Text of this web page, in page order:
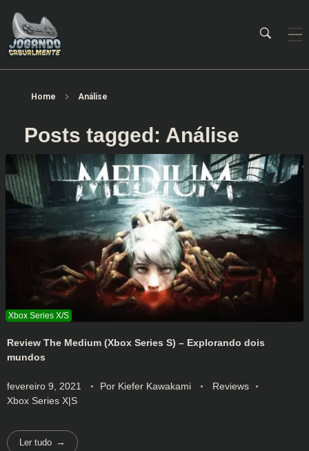
Home Análise
Posts tagged: Análise
Review The Medium (Xbox Series S) – Explorando dois
mundos
fevereiro 9, 2021 Por Kiefer Kawakami
Reviews
Xbox Series X|S
Ler tudo